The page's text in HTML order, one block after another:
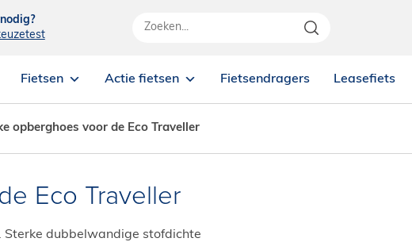
Fietsen Actie fietsen Fietsendragers Leasefiets
opberghoes voor de Eco Traveller
Eco Traveller
Sterke dubbelwandige stofdichte